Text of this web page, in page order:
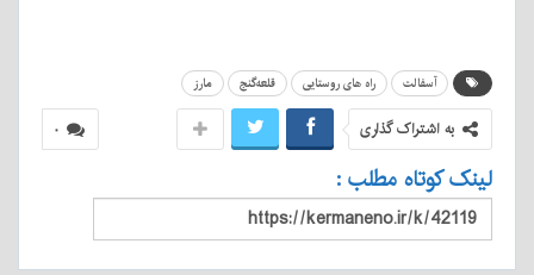
آسفالت راه های روستایی قلعه‌گنج مارز
۰ به اشتراک گذاری
لینک کوتاه مطلب :